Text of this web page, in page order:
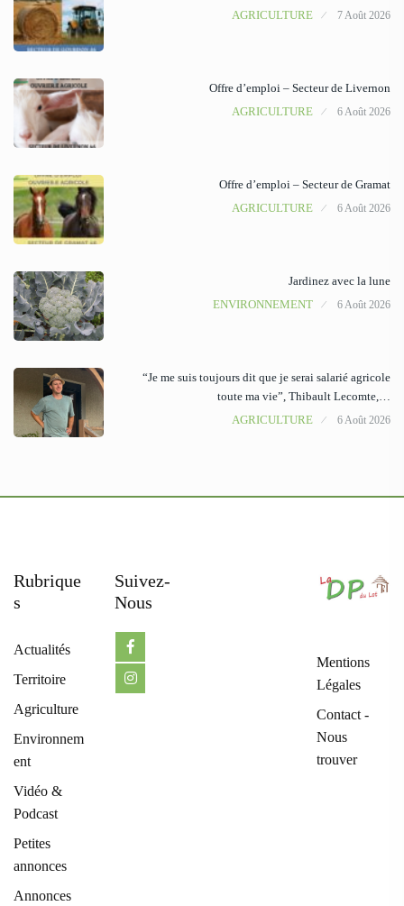
AGRICULTURE
7 Août 2026
Offre d’emploi – Secteur de Livernon
AGRICULTURE
6 Août 2026
Offre d’emploi – Secteur de Gramat
AGRICULTURE
6 Août 2026
Jardinez avec la lune
ENVIRONNEMENT
6 Août 2026
“Je me suis toujours dit que je serai salarié agricole
toute ma vie”, Thibault Lecomte,…
AGRICULTURE
6 Août 2026
Rubrique
S
Actualités
Territoire
Agriculture
Environnem
ent
Vidéo &
Podcast
Petites
annonces
Annonces
Suivez-
Nous
Mentions
Légales
Contact -
Nous
trouver